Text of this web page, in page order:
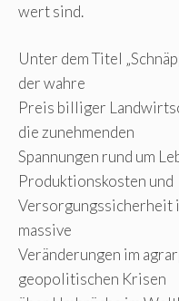
wert sind.
Unter dem Titel
der wahre
Preis billiger
die zunehmenden
Spannungen rund um
Produktionskosten und
Versorgungssicherheit
massive
Veränderungen im
geopolitischen Krisen